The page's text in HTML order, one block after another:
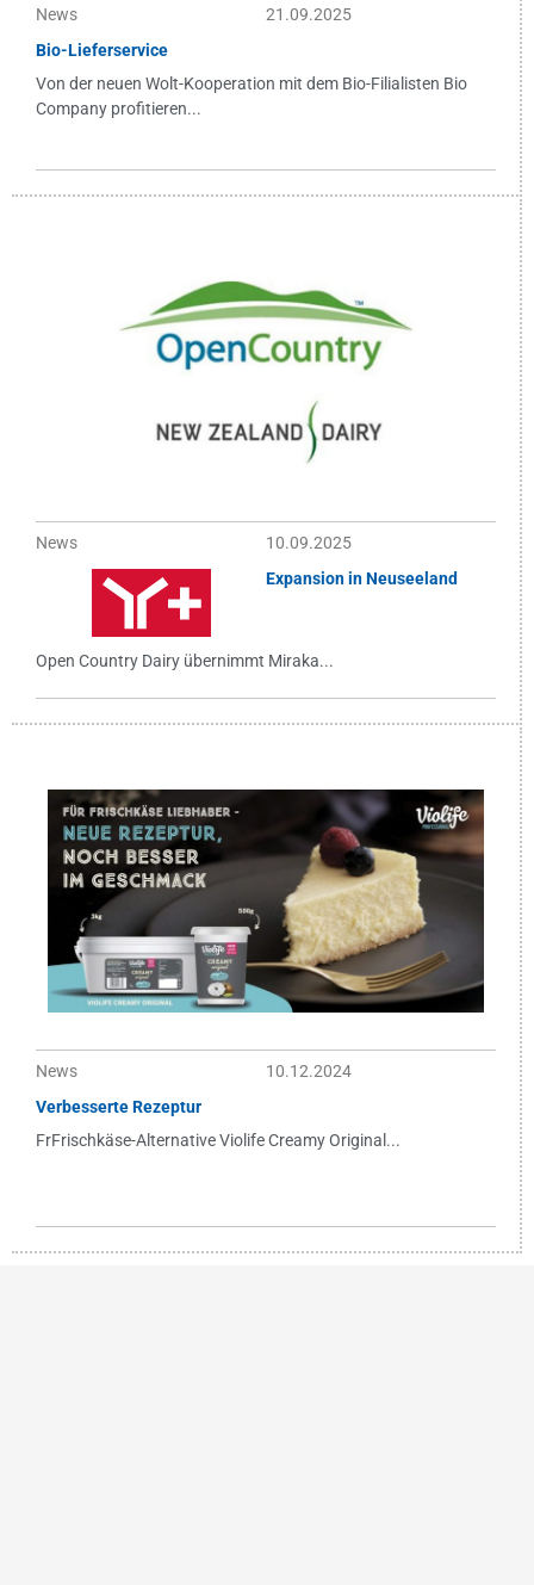
News
21.09.2025
Bio-Lieferservice
Von der neuen Wolt-Kooperation mit dem Bio-Filialisten Bio
Company profitieren...
News
10.09.2025
Expansion in Neuseeland
Open Country Dairy übernimmt Miraka...
News
10.12.2024
Verbesserte Rezeptur
FrFrischkäse-Alternative Violife Creamy Original...